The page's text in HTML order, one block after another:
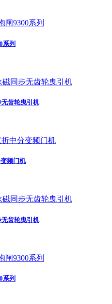
系列
齿轮曳引机
频门机
齿轮曳引机
系列